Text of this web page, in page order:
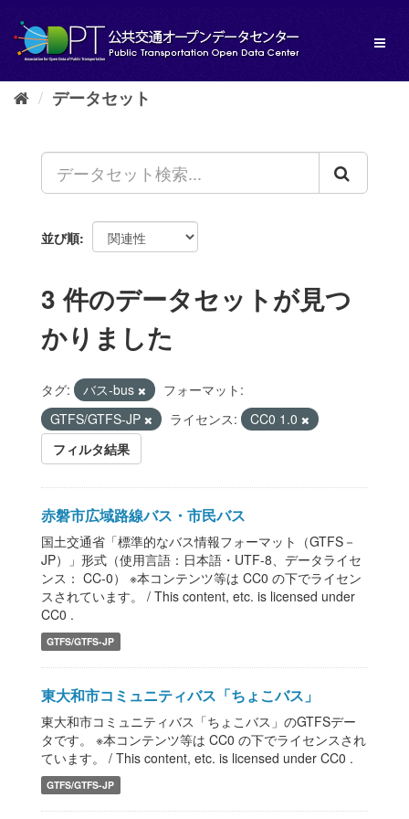
し
データセット
並び順
3 件のデータセットが見つ
かりました
タグ: バス-bus
フォーマット:
GTFS/GTFS-JP
ライセンス:
CC0 1.0
フィルタ結果
赤磐市広域路線バス・市民バス
国土交通省「標準的なバス情報フォーマット（GTFS－
JP）」形式（使用言語：日本語・UTF-8、データライセ
ンス： CC-0） ※本コンテンツ等は CC0 の下でライセン
スされています。 / This content, etc. is licensed under
CC0 .
GTFS/GTFS-JP
東大和市コミュニティバス「ちょこバス」
東大和市コミュニティバス「ちょこバス」のGTFSデー
タです。 ※本コンテンツ等は CC0 の下でライセンスされ
ています。 / This content, etc. is licensed under CC0 .
GTFS/GTFS-JP